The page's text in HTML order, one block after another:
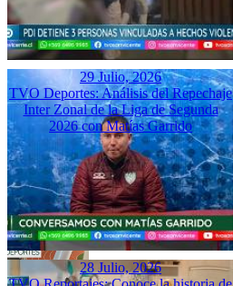
29 Julio, 2026
TVO Deportes: Análisis del Repechaje
Inter Zonal de la Liga de Segunda
2026 con Matías Garrido
28 Julio, 2026